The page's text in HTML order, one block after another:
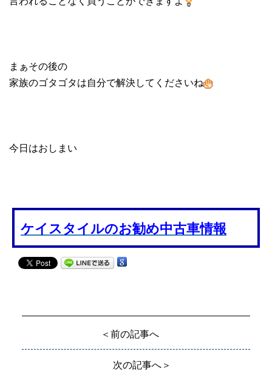
まぁその後の
家族のゴタゴタは自分で解決してくださいね
今日はおしまい
ケイスタイルのお勧め中古車情報
＜前の記事へ
次の記事へ＞